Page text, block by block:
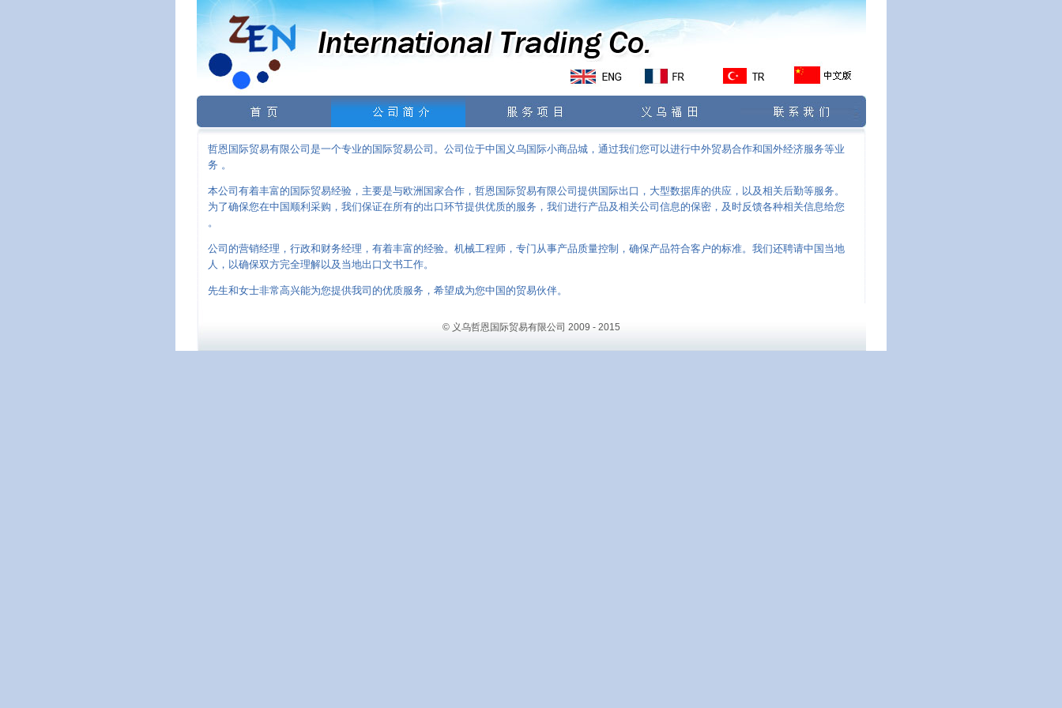
哲恩国际贸易有限公司是一个专业的国际贸易公司。公司位于中国义乌国际小商品城，通过我们您可以进行中外贸易合作和国外经济服务等业
务 。
本公司有着丰富的国际贸易经验，主要是与欧洲国家合作，哲恩国际贸易有限公司提供国际出口，大型数据库的供应，以及相关后勤等服务。
为了确保您在中国顺利采购，我们保证在所有的出口环节提供优质的服务，我们进行产品及相关公司信息的保密，及时反馈各种相关信息给您
。
公司的营销经理，行政和财务经理，有着丰富的经验。机械工程师，专门从事产品质量控制，确保产品符合客户的标准。我们还聘请中国当地
人，以确保双方完全理解以及当地出口文书工作。
先生和女士非常高兴能为您提供我司的优质服务，希望成为您中国的贸易伙伴。
© 义乌哲恩国际贸易有限公司 2009 - 2015